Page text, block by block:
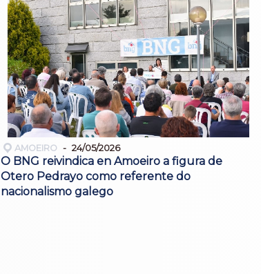
AMOEIRO 24/05/2026
O BNG reivindica en Amoeiro a figura de
Otero Pedrayo como referente do
nacionalismo galego